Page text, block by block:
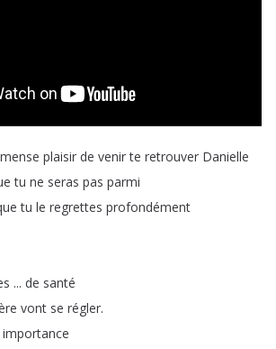
plaisir de venir te retrouver Danielle
tu ne seras pas parmi
tu le regrettes profondément
... de santé
vont se régler.
importance